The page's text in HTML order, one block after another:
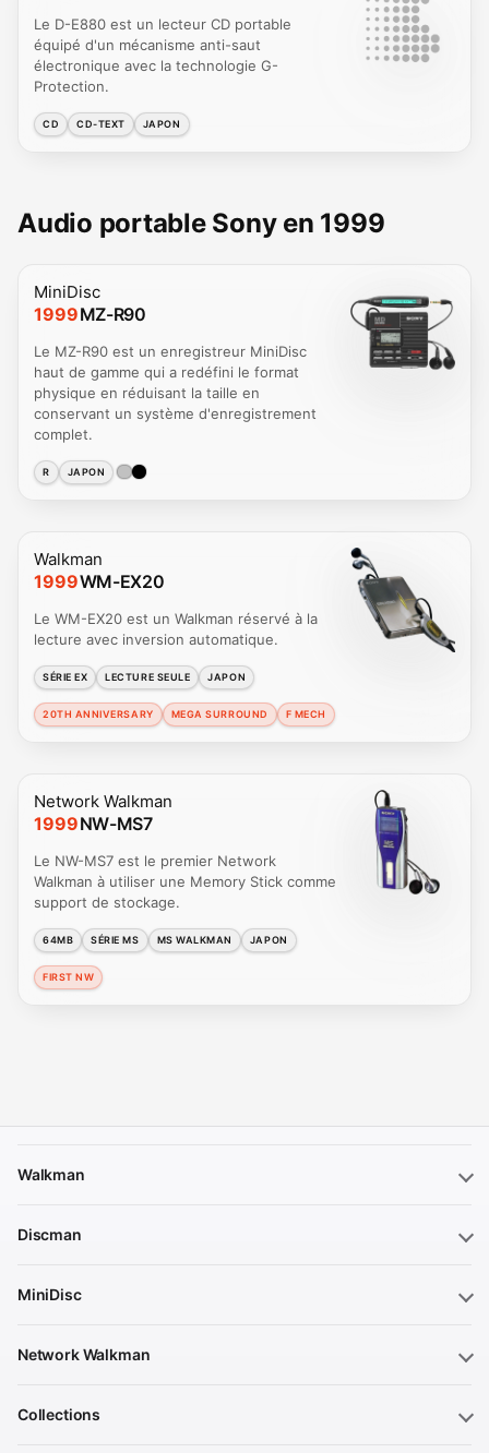
Le D-E880 est un lecteur CD portable
équipé d'un mécanisme anti-saut
électronique avec la technologie G-
Protection.
CD CD-TEXT JAPON
Audio portable Sony en 1999
MiniDisc
1999MZ-R90
Le MZ-R90 est un enregistreur MiniDisc
haut de gamme qui a redéfini le format
physique en réduisant la taille en
conservant un système d'enregistrement
complet.
R JAPON
Walkman
1999WM-EX20
Le WM-EX20 est un Walkman réservé à la
lecture avec inversion automatique.
SÉRIE EX LECTURE SEULE JAPON
20TH ANNIVERSARY MEGA SURROUND F MECH
Network Walkman
1999NW-MS7
Le NW-MS7 est le premier Network
Walkman à utiliser une Memory Stick comme
support de stockage.
64MB SÉRIE MS MS WALKMAN JAPON
FIRST NW
Walkman
Discman
MiniDisc
Network Walkman
Collections